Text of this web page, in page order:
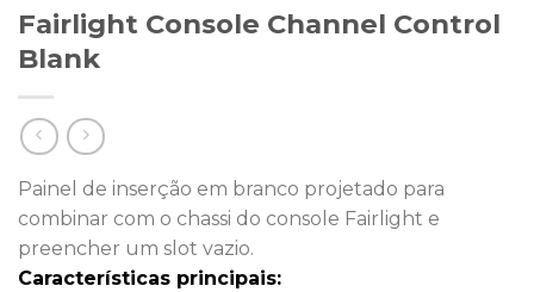
Fairlight Console Channel Control
Blank
Painel de inserção em branco projetado para
combinar com o chassi do console Fairlight e
preencher um slot vazio.
Características principais: